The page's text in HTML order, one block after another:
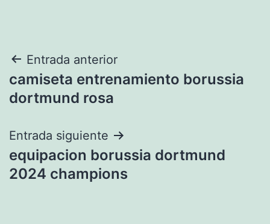
Navegación
de
Entrada anterior
camiseta entrenamiento borussia
dortmund rosa
Entrada siguiente
equipacion borussia dortmund
2024 champions